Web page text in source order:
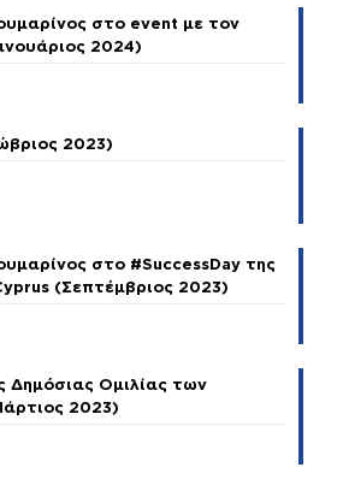
στο event με τον
2024)
2023)
στο #SuccessDay της
(Σεπτέμβριος 2023)
Δημόσιας Ομιλίας των
2023)